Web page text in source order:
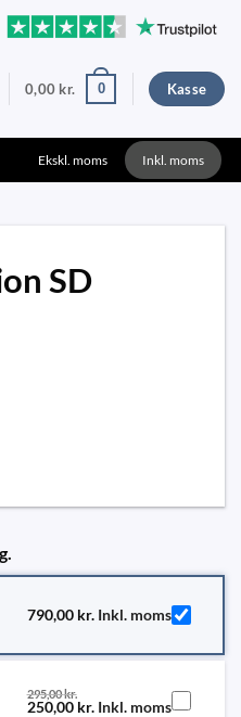
0,00 kr. 0 Kasse
Ekskl. moms Inkl. moms
SD
790,00 kr.Inkl. moms
295,00kr.
250,00 kr.Inkl. moms